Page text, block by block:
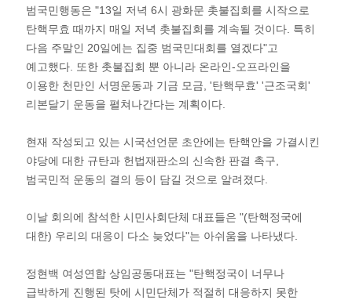
범국민행동은 "13일 저녁 6시 광화문 촛불집회를 시작으로
탄핵무효 때까지 매일 저녁 촛불집회를 계속될 것이다. 특히
다음 주말인 20일에는 집중 범국민대회를 열겠다"고
예고했다. 또한 촛불집회 뿐 아니라 온라인-오프라인을
이용한 천만인 서명운동과 기금 모금, '탄핵무효' '근조국회'
리본달기 운동을 펼쳐나간다는 계획이다.
현재 작성되고 있는 시국선언문 초안에는 탄핵안을 가결시킨
야당에 대한 규탄과 헌법재판소의 신속한 판결 촉구,
범국민적 운동의 결의 등이 담길 것으로 알려졌다.
이날 회의에 참석한 시민사회단체 대표들은 "(탄핵정국에
대한) 우리의 대응이 다소 늦었다"는 아쉬움을 나타냈다.
정현백 여성연합 상임공동대표는 "탄핵정국이 너무나
급박하게 진행된 탓에 시민단체가 적절히 대응하지 못한